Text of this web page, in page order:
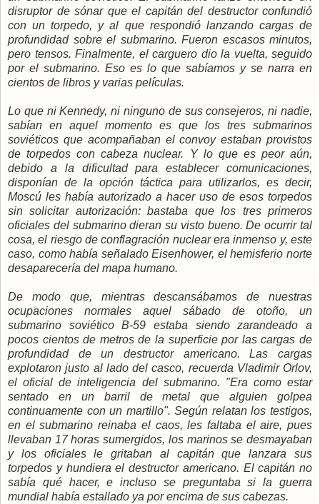
disruptor de sónar que el capitán del destructor confundió
con un torpedo, y al que respondió lanzando cargas de
profundidad sobre el submarino. Fueron escasos minutos,
pero tensos. Finalmente, el carguero dio la vuelta, seguido
por el submarino. Eso es lo que sabíamos y se narra en
cientos de libros y varias películas.
Lo que ni Kennedy, ni ninguno de sus consejeros, ni nadie,
sabían en aquel momento es que los tres submarinos
soviéticos que acompañaban el convoy estaban provistos
de torpedos con cabeza nuclear. Y lo que es peor aún,
debido a la dificultad para establecer comunicaciones,
disponían de la opción táctica para utilizarlos, es decir,
Moscú les había autorizado a hacer uso de esos torpedos
sin solicitar autorización: bastaba que los tres primeros
oficiales del submarino dieran su visto bueno. De ocurrir tal
cosa, el riesgo de conflagración nuclear era inmenso y, este
caso, como había señalado Eisenhower, el hemisferio norte
desaparecería del mapa humano.
De modo que, mientras descansábamos de nuestras
ocupaciones normales aquel sábado de otoño, un
submarino soviético B-59 estaba siendo zarandeado a
pocos cientos de metros de la superficie por las cargas de
profundidad de un destructor americano. Las cargas
explotaron justo al lado del casco, recuerda Vladimir Orlov,
el oficial de inteligencia del submarino. "Era como estar
sentado en un barril de metal que alguien golpea
continuamente con un martillo". Según relatan los testigos,
en el submarino reinaba el caos, les faltaba el aire, pues
llevaban 17 horas sumergidos, los marinos se desmayaban
y los oficiales le gritaban al capitán que lanzara sus
torpedos y hundiera el destructor americano. El capitán no
sabía qué hacer, e incluso se preguntaba si la guerra
mundial había estallado ya por encima de sus cabezas.